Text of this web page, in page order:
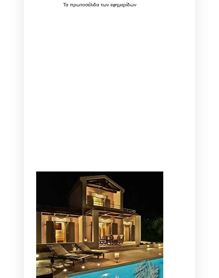
Τα πρωτοσέλιδα των εφημερίδων